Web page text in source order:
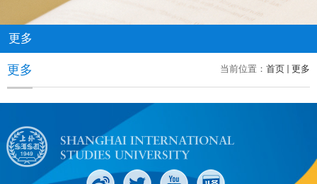
更多
当前位置： 首页 更多
更多